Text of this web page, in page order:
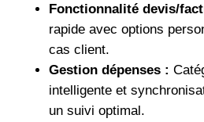
Fonctionnalité devis/
rapide avec options
cas client.
Gestion dépenses :
intelligente et
un suivi optimal.